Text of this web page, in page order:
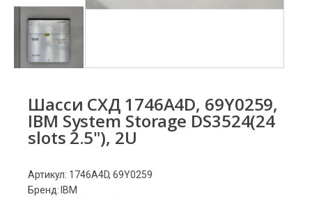
Шасси СХД 1746A4D, 69Y0259,
IBM System Storage DS3524(24
slots 2.5"), 2U
Артикул: 1746A4D, 69Y0259
Бренд: IBM